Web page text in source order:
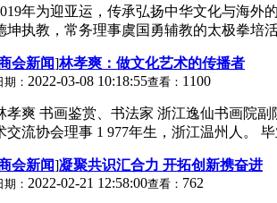
年为迎亚运，传承弘扬中华文化与海外
坤执教，常务理事虞国勇辅教的太极拳培
会新闻]林孝爽：做文化艺术的传播者
期： 2022-03-08 10:18:55查看： 1100
孝爽 书画鉴赏、书法家 浙江逸仙书画院
交流协会理事 1 977年生，浙江温州人。
会新闻]凝聚共识汇合力 开拓创新携奋进
期： 2022-02-21 12:58:00查看： 762